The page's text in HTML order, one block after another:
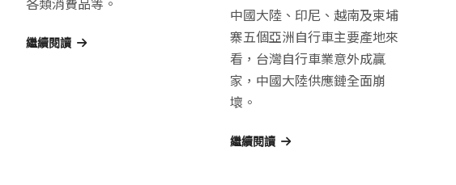
繼續閱讀
中國大陸、印尼、越南及柬埔
寨五個亞洲自行車主要產地來
看，台灣自行車業意外成贏
家，中國大陸供應鏈全面崩
壞。
繼續閱讀